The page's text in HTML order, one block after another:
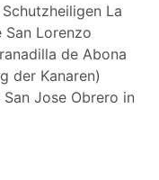
La
San Lorenzo
de Abona
der Kanaren)
Jose Obrero in